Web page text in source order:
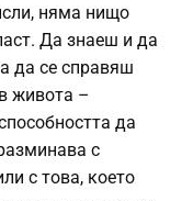
няма нищо
Да знаеш и да
да се справяш
живота –
да
с
с това, което